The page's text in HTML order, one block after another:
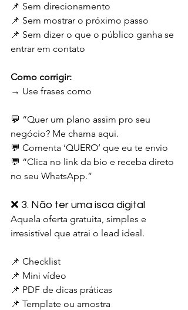
📌 Sem direcionamento
📌 Sem mostrar o próximo passo
📌 Sem dizer o que o público ganha se
entrar em contato
Como corrigir:
→ Use frases como
💬 “Quer um plano assim pro seu
negócio? Me chama aqui.
💬 Comenta ‘QUERO’ que eu te envio
💬 “Clica no link da bio e receba direto
no seu WhatsApp.”
❌ 3. Não ter uma isca digital
Aquela oferta gratuita, simples e
irresistível que atrai o lead ideal.
📌 Checklist
📌 Mini vídeo
📌 PDF de dicas práticas
📌 Template ou amostra